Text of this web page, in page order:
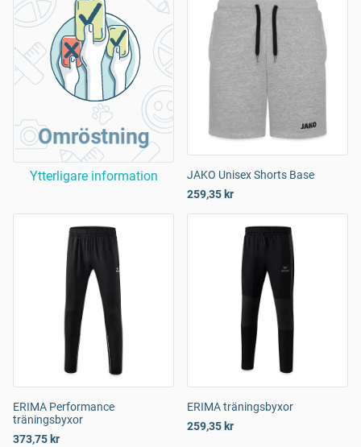
Omröstning
Ytterligare information
JAKO Unisex Shorts Base
259,35 kr
ERIMA Performance
träningsbyxor
373,75 kr
ERIMA träningsbyxor
259,35 kr